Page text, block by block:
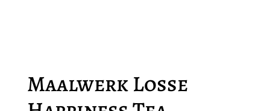
Maalwerk Losse